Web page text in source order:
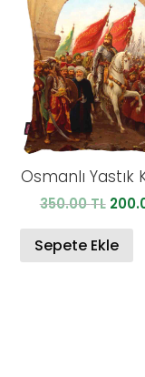
Osmanlı Yastık
350.00TL
Sepete Ekle